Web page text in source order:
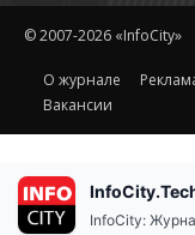
© 2007-2026 «InfoCity»
O журнале
Вакансии
Ethereum(ETH)